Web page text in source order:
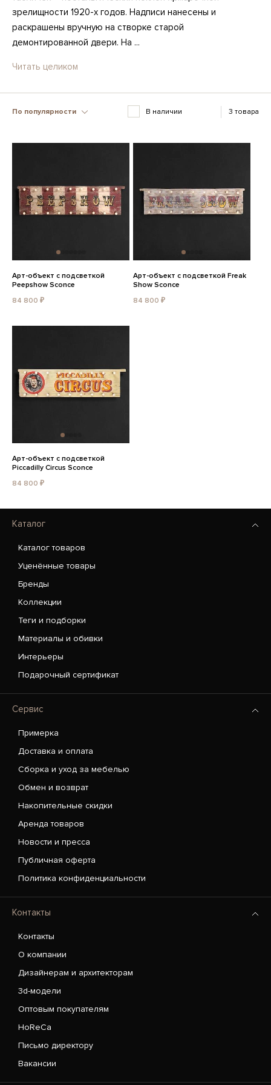
зрелищности 1920-х годов. Надписи нанесены и
раскрашены вручную на створке старой
демонтированной двери. На ...
Читать целиком
По популярности В наличии 3 товара
Арт-объект с подсветкой
Peepshow Sconce
84 800 ₽
Арт-объект с подсветкой Freak
Show Sconce
84 800 ₽
Арт-объект с подсветкой
Piccadilly Circus Sconce
84 800 ₽
Каталог
Каталог товаров
Уценённые товары
Бренды
Коллекции
Теги и подборки
Материалы и обивки
Интерьеры
Подарочный сертификат
Сервис
Примерка
Доставка и оплата
Сборка и уход за мебелью
Обмен и возврат
Накопительные скидки
Аренда товаров
Новости и пресса
Публичная оферта
Политика конфиденциальности
Контакты
Контакты
О компании
Дизайнерам и архитекторам
3d-модели
Оптовым покупателям
HoReCa
Письмо директору
Вакансии